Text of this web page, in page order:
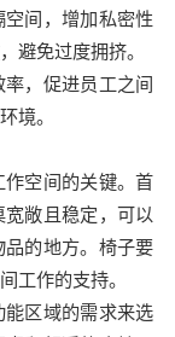
间，增加私密性
避免过度拥挤。
，促进员工之间
境。
空间的关键。首
敞且稳定，可以
的地方。椅子要
工作的支持。
区域的需求来选